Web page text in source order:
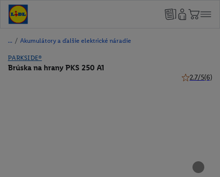
/ Akumulátory a ďalšie elektrické náradie
PARKSIDE®
Brúska na hrany PKS 250 A1
2.7/5(6)